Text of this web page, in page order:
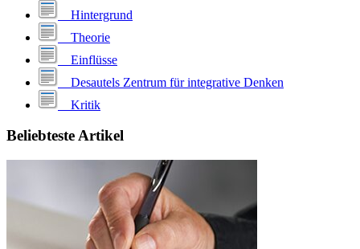
Hintergrund
Theorie
Einflüsse
Desautels Zentrum für integrative Denken
Kritik
Beliebteste Artikel